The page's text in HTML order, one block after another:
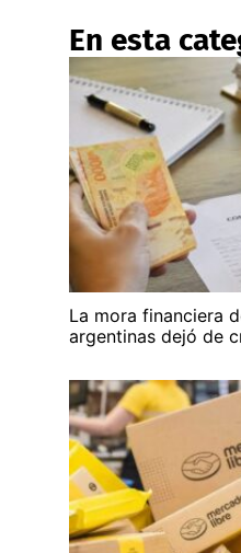
En esta
La mora financiera
argentinas dejó de